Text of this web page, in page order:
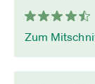
Zum